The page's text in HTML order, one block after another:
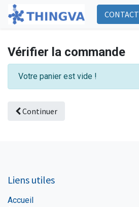
CONTACT
Vérifier la commande
Votre panier est vide !
Continuer
Liens utiles
Accueil